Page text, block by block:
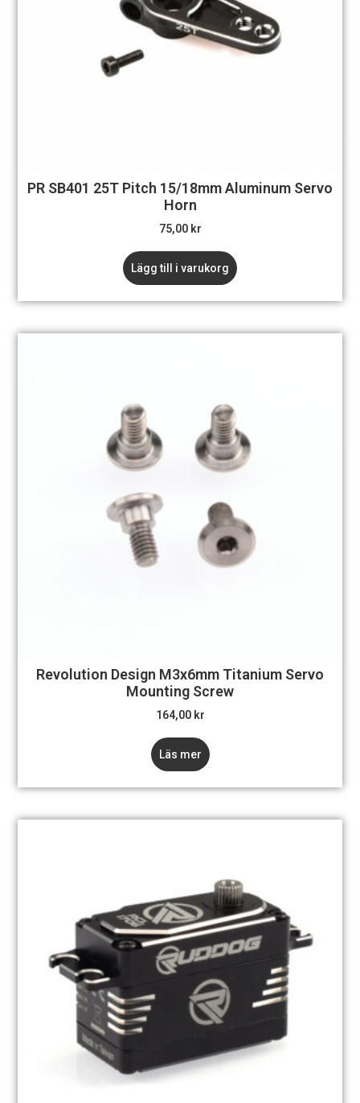
PR SB401 25T Pitch 15/18mm Aluminum Servo
Horn
75,00 kr
Lägg till i varukorg
Revolution Design M3x6mm Titanium Servo
Mounting Screw
164,00 kr
Läs mer